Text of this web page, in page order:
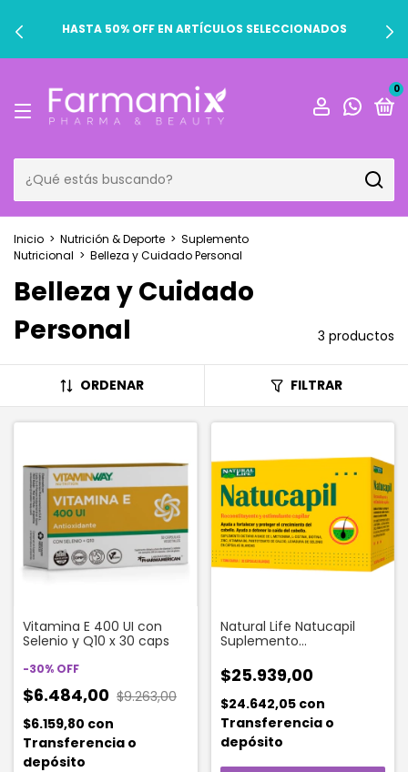
HASTA 50% OFF EN ARTÍCULOS SELECCIONADOS
0
Inicio > Nutrición & Deporte > Suplemento
Nutricional > Belleza y Cuidado Personal
Belleza y Cuidado
Personal
3 productos
ORDENAR FILTRAR
Vitamina E 400 UI con
Selenio y Q10 x 30 caps
-30% OFF
$6.484,00 $9.263,00
$6.159,80 con
Transferencia o
depósito
Natural Life Natucapil
Suplemento
Estimulante Capilar X 30
Caps
$25.939,00
$24.642,05 con
Transferencia o
depósito